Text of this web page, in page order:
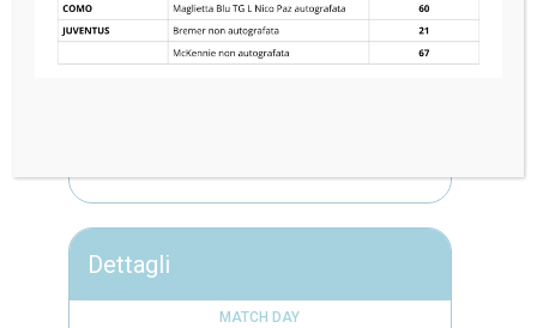
1
Dettagli
MATCH DAY